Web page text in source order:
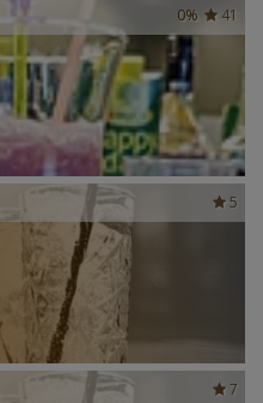
41
0%
5
7